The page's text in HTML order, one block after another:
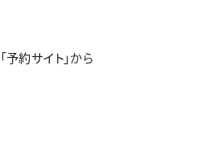
「予約サイト」から